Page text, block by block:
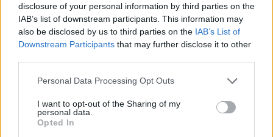
disclosure of your personal information by third parties on the
IAB’s list of downstream participants. This information may
also be disclosed by us to third parties on the IAB’s List of
Downstream Participants that may further disclose it to other
Personal Data Processing Opt Outs
I want to opt-out of the Sharing of my
personal data.
Opted In
22:05
Τζόκερ: Αυτοί είναι οι τυχεροί αριθμοί που κερδίζουν
πάνω από 2 εκατ. ευρώ
Συρία: Βόμβα εξερράγη σε λεωφορείο κοντά στη
Απίστευτο περιστατικό σε αγώνα μπέιζμπολ: Μπαστούνι